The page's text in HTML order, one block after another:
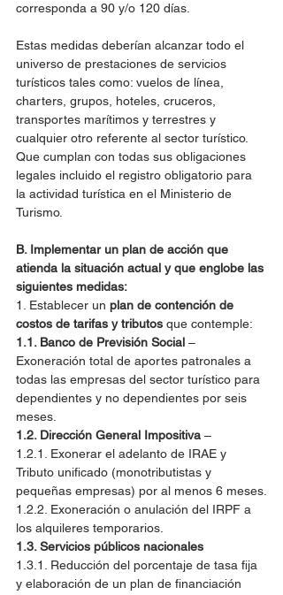
corresponda a 90 y/o 120 días.
Estas medidas deberían alcanzar todo el
universo de prestaciones de servicios
turísticos tales como: vuelos de línea,
charters, grupos, hoteles, cruceros,
transportes marítimos y terrestres y
cualquier otro referente al sector turístico.
Que cumplan con todas sus obligaciones
legales incluido el registro obligatorio para
la actividad turística en el Ministerio de
Turismo.
B. Implementar un plan de acción que
atienda la situación actual y que englobe las
siguientes medidas:
1. Establecer un plan de contención de
costos de tarifas y tributos que contemple:
1.1. Banco de Previsión Social –
Exoneración total de aportes patronales a
todas las empresas del sector turístico para
dependientes y no dependientes por seis
meses.
1.2. Dirección General Impositiva –
1.2.1. Exonerar el adelanto de IRAE y
Tributo unificado (monotributistas y
pequeñas empresas) por al menos 6 meses.
1.2.2. Exoneración o anulación del IRPF a
los alquileres temporarios.
1.3. Servicios públicos nacionales
1.3.1. Reducción del porcentaje de tasa fija
y elaboración de un plan de financiación